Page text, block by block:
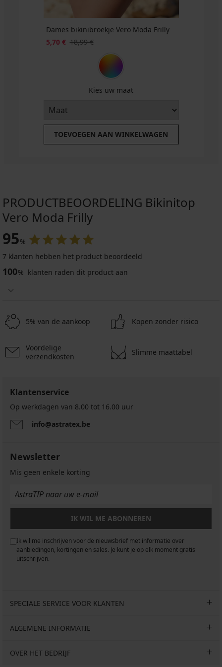
Dames bikinibroekje Vero Moda Frilly
5,70 € 18,99 €
Kies uw maat
TOEVOEGEN AAN WINKELWAGEN
PRODUCTBEOORDELING Bikinitop
Vero Moda Frilly
95%
7 klanten hebben het product beoordeeld
100% klanten raden dit product aan
5% van de aankoop Kopen zonder risico
Voordelige
verzendkosten
Slimme maattabel
Klantenservice
Op werkdagen van 8.00 tot 16.00 uur
info@astratex.be
Newsletter
Mis geen enkele korting
IK WIL ME ABONNEREN
Ik wil me inschrijven voor de nieuwsbrief met informatie over
aanbiedingen, kortingen en sales. Je kunt je op elk moment gratis
uitschrijven.
SPECIALE SERVICE VOOR KLANTEN
ALGEMENE INFORMATIE
OVER HET BEDRIJF